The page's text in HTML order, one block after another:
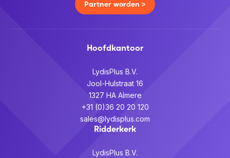
Partner worden >
Hoofdkantoor
LydisPlus B.V.
Jool-Hulstraat 16
1327 HA Almere
+31 (0)36 20 20 120
sales@lydisplus.com
Ridderkerk
LydisPlus B.V.